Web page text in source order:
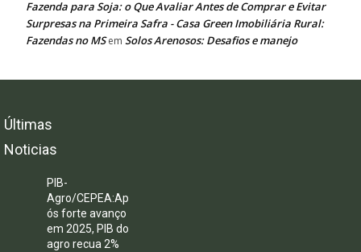
Fazenda para Soja: o Que Avaliar Antes de Comprar e Evitar
Surpresas na Primeira Safra - Casa Green Imobiliária Rural:
Fazendas no MSem Solos Arenosos: Desafios e manejo
Últimas
Noticias
PIB-
Agro/CEPEA:Ap
ós forte avanço
em 2025, PIB do
agro recua 2%